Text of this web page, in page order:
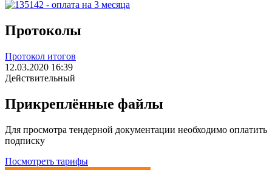
Протоколы
Протокол итогов
12.03.2020 16:39
Действительный
Прикреплённые файлы
Для просмотра тендерной документации необходимо оплатить
подписку
Посмотреть тарифы